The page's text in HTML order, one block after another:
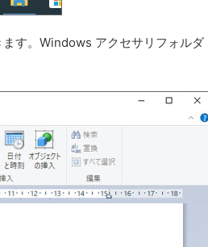
す。Windows アクセサリフォルダ